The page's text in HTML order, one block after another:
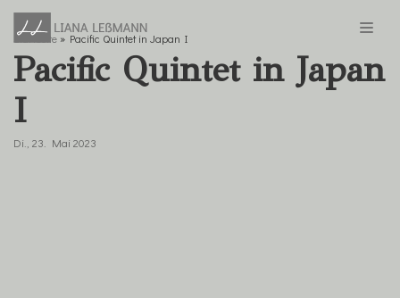
Zum
Inhalt
Startseite » Pacific Quintet in Japan I
Pacific Quintet in Japan
I
Di., 23. Mai 2023